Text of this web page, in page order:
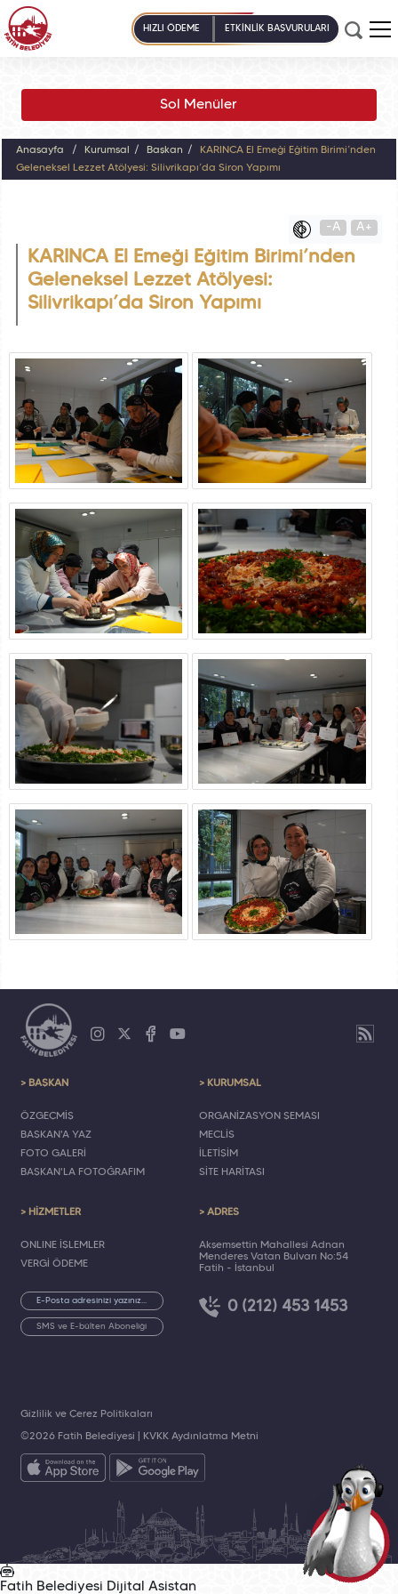
HIZLI ÖDEME ETKİNLİK BAŞVURULARI
Sol Menüler
Anasayfa Kurumsal Başkan
KARINCA El Emeği Eğitim Birimi’nden
Geleneksel Lezzet Atölyesi: Silivrikapı’da Siron Yapımı
-A A+
KARINCA El Emeği Eğitim Birimi’nden
Geleneksel Lezzet Atölyesi:
Silivrikapı’da Siron Yapımı
> BAŞKAN
ÖZGEÇMİŞ
BAŞKAN'A YAZ
FOTO GALERİ
BAŞKAN'LA FOTOĞRAFIM
> KURUMSAL
ORGANİZASYON ŞEMASI
MECLİS
İLETİŞİM
SİTE HARİTASI
> HİZMETLER
ONLINE İŞLEMLER
VERGİ ÖDEME
SMS ve E-bülten Aboneliği
> ADRES
Akşemsettin Mahallesi Adnan
Menderes Vatan Bulvarı No:54
Fatih - İstanbul
0 (212) 453 1453
©2026 Fatih Belediyesi | KVKK Aydınlatma Metni
Gizlilik ve Çerez Politikaları
Fatih Belediyesi Dijital Asistan